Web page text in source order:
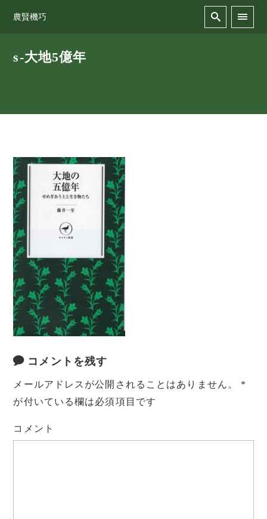
農賢機巧
s-大地5億年
コメントを残す
メールアドレスが公開されることはありません。
*
が付いている欄は必須項目です
コメント